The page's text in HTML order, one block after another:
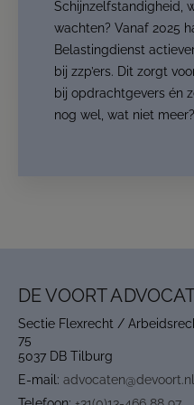
Schijnzelfstandigheid,
wachten? Vanaf 2025
Belastingdienst
bij zzp’ers. Dit zorgt
bij opdrachtgevers én
nog wel, wat niet meer?
DE VOORT
Sectie Flexrecht /
75
5037 DB Tilburg
E-mail: advocaten@devoort.nl